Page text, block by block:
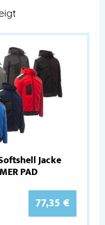
Jacke
PAD
77,35€